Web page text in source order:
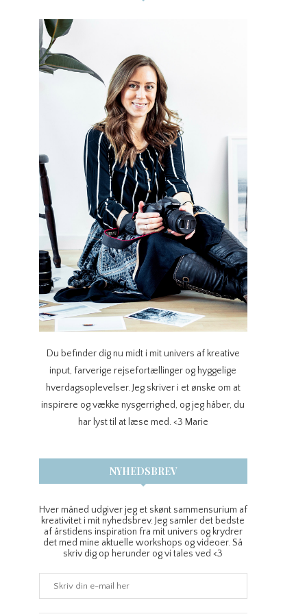
Du befinder dig nu midt i mit univers af kreative
input, farverige rejsefortællinger og hyggelige
hverdagsoplevelser. Jeg skriver i et ønske om at
inspirere og vække nysgerrighed, og jeg håber, du
har lyst til at læse med. <3 Marie
NYHEDSBREV
Hver måned udgiver jeg et skønt sammensurium af
kreativitet i mit nyhedsbrev. Jeg samler det bedste
af årstidens inspiration fra mit univers og krydrer
det med mine aktuelle workshops og videoer. Så
skriv dig op herunder og vi tales ved <3